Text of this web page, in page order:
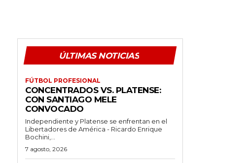
ÚLTIMAS NOTICIAS
FÚTBOL PROFESIONAL
CONCENTRADOS VS. PLATENSE:
CON SANTIAGO MELE
CONVOCADO
Independiente y Platense se enfrentan en el
Libertadores de América - Ricardo Enrique
Bochini,...
7 agosto, 2026